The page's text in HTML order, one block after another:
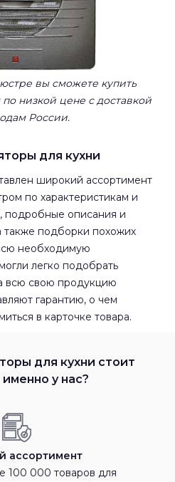
вы сможете купить
по низкой цене с доставкой
России.
для кухни
широкий ассортимент
по характеристикам и
подробные описания и
также подборки похожих
необходимую
легко подобрать
всю свою продукцию
гарантию, о чем
в карточке товара.
для кухни стоит
именно у нас?
ассортимент
100 000 товаров для